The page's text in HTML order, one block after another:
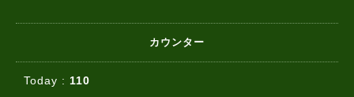
カウンター
Today : 110